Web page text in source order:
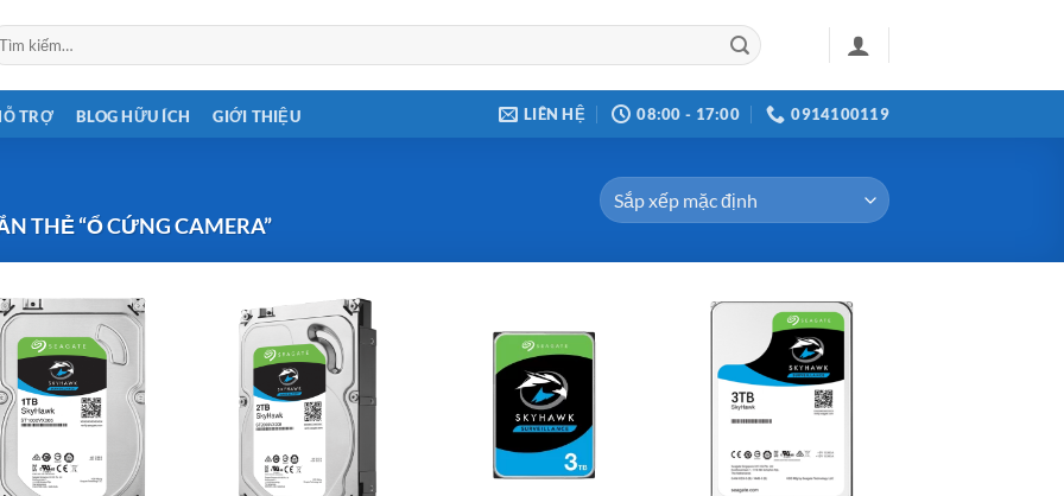
TRỢ BLOG HỮU ÍCH GIỚI THIỆU LIÊN HỆ 08:00 - 17:00 0914100119
THẺ “Ổ CỨNG CAMERA”